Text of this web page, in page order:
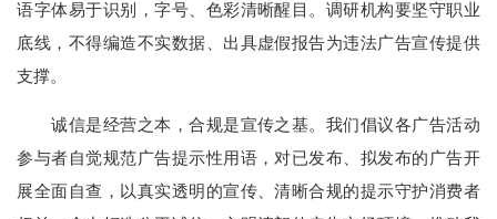
语字体易于识别，字号、色彩清晰醒目。调研机构要坚守职业
底线，不得编造不实数据、出具虚假报告为违法广告宣传提供
支撑。
诚信是经营之本，合规是宣传之基。我们倡议各广告活动
参与者自觉规范广告提示性用语，对已发布、拟发布的广告开
展全面自查，以真实透明的宣传、清晰合规的提示守护消费者